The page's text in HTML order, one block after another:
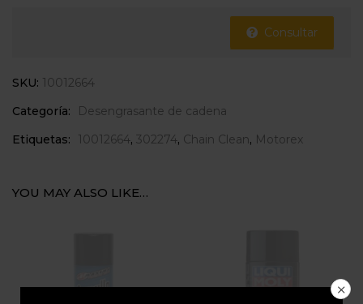
Consultar
SKU: 10012664
Categoría:
Desengrasante de cadena
Etiquetas:
10012664, 302274, Chain Clean, Motorex
YOU MAY ALSO LIKE…